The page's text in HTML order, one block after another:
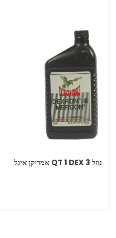
נוזל DEX 3 ‏1 ‏QT אמריקן איגל